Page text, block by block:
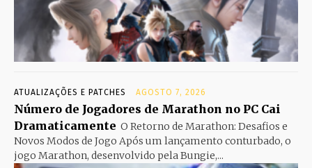
ATUALIZAÇÕES E PATCHES AGOSTO 7, 2026
Número de Jogadores de Marathon no PC Cai
Dramaticamente O Retorno de Marathon: Desafios e
Novos Modos de Jogo Após um lançamento conturbado, o
jogo Marathon, desenvolvido pela Bungie,...